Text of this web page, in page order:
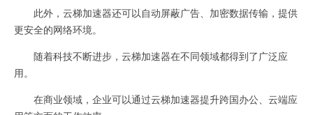
此外，云梯加速器还可以自动屏蔽广告、加密数据传输，提供
更安全的网络环境。
随着科技不断进步，云梯加速器在不同领域都得到了广泛应
用。
在商业领域，企业可以通过云梯加速器提升跨国办公、云端应